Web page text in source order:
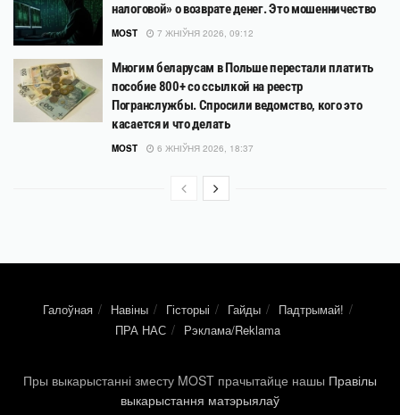
налоговой» о возврате денег. Это мошенничество
MOST 7 ЖНІЎНЯ 2026, 09:12
Многим беларусам в Польше перестали платить
пособие 800+ со ссылкой на реестр
Погранслужбы. Спросили ведомство, кого это
касается и что делать
MOST 6 ЖНІЎНЯ 2026, 18:37
Галоўная Навіны Гісторыі Гайды
Падтрымай!
ПРА НАС
Рэклама/Reklama
Пры выкарыстанні зместу MOST прачытайце нашы Правілы
выкарыстання матэрыялаў